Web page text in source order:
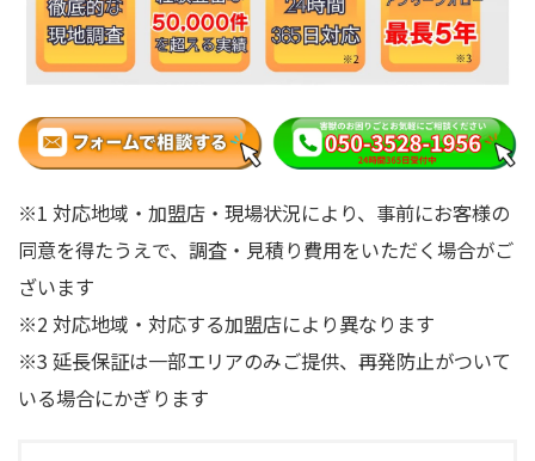
※1 対応地域・加盟店・現場状況により、事前にお客様の
同意を得たうえで、調査・見積り費用をいただく場合がご
ざいます
※2 対応地域・対応する加盟店により異なります
※3 延長保証は一部エリアのみご提供、再発防止がついて
いる場合にかぎります